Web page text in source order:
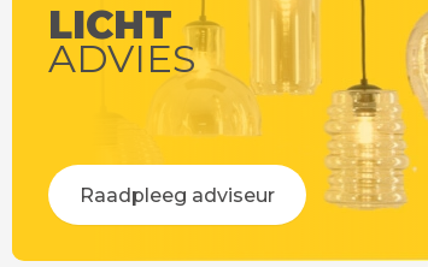
LICHT
ADVIES
Raadpleeg adviseur